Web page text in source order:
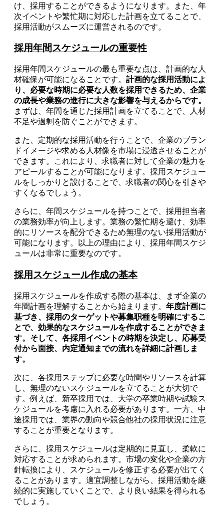
け、採用することができるようになります。また、年
次イベントや繁忙期に対応した計画を立てることで、
採用活動がスムーズに運営されるのです。
採用年間スケジュールの重要性
採用年間スケジュールの最も重要な点は、計画的な人
材確保が可能になることです。 計画的な採用活動によ
り、必要な時期に必要な人数を採用できるため、企業
の成長や業務の進行に大きな影響を与えるからです。
まずは、年間を通じた採用計画を立てることで、人材
不足や過剰を防ぐことができます。
また、定期的な採用活動を行うことで、企業のブラン
ドイメージや求める人材像を市場に浸透させることが
できます。これにより、求職者に対して企業の魅力を
アピールすることが可能になります。採用スケジュー
ルをしっかりと設けることで、求職者の関心を引きや
すくなるでしょう。
さらに、年間スケジュールを持つことで、採用担当者
の業務効率が向上します。業務の繁忙期を避け、効率
的にリソースを配分できるため無理のない採用活動が
可能になります。以上の理由により、採用年間スケジ
ュールは非常に重要なのです。
採用スケジュール作成の基本
採用スケジュールを作成する際の基本は、まず企業の
年間計画を理解することから始まります。 年度計画に
基づき、採用のターゲットや募集职種を明確にするこ
とで、効果的なスケジュールを作成することができま
す。そして、各採用イベントの時期を決定し、応募受
付から面接、内定通知までの流れを詳細に計画しま
す。
次に、各採用ステップに必要な時間やリソースを計算
し、無理のないスケジュールを立てることが大切で
す。例えば、新卒採用では、大学の卒業時期や試験ス
ケジュールを考慮に入れる必要があります。一方、中
途採用では、業界の動向や競合他社の採用状況に注意
することが重要となります。
さらに、採用スケジュールは定期的に見直し、柔軟に
対応することが求められます。市場の変化や企業の方
針転換により、スケジュールを修正する必要が出てく
ることがあります。適宜調整しながら、採用活動を継
続的に実施していくことで、より良い結果を得られる
でしょう。